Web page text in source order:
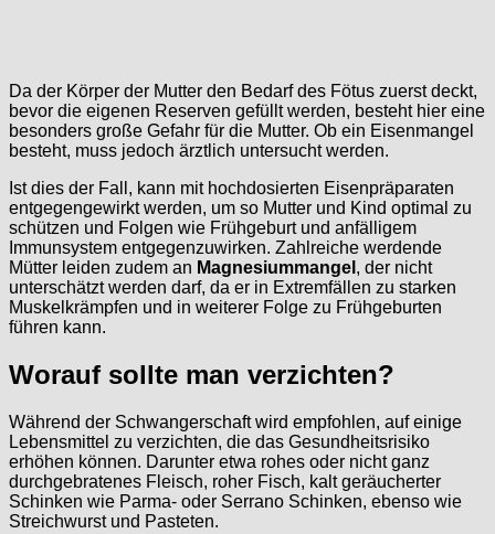
Da der Körper der Mutter den Bedarf des Fötus zuerst deckt,
bevor die eigenen Reserven gefüllt werden, besteht hier eine
besonders große Gefahr für die Mutter. Ob ein Eisenmangel
besteht, muss jedoch ärztlich untersucht werden.
Ist dies der Fall, kann mit hochdosierten Eisenpräparaten
entgegengewirkt werden, um so Mutter und Kind optimal zu
schützen und Folgen wie Frühgeburt und anfälligem
Immunsystem entgegenzuwirken. Zahlreiche werdende
Mütter leiden zudem an Magnesiummangel , der nicht
unterschätzt werden darf, da er in Extremfällen zu starken
Muskelkrämpfen und in weiterer Folge zu Frühgeburten
führen kann.
Worauf sollte man verzichten?
Während der Schwangerschaft wird empfohlen, auf einige
Lebensmittel zu verzichten, die das Gesundheitsrisiko
erhöhen können. Darunter etwa rohes oder nicht ganz
durchgebratenes Fleisch, roher Fisch, kalt geräucherter
Schinken wie Parma- oder Serrano Schinken, ebenso wie
Streichwurst und Pasteten.